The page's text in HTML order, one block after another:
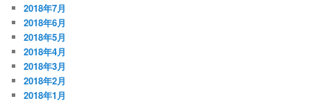
2018年7月
2018年6月
2018年5月
2018年4月
2018年3月
2018年2月
2018年1月